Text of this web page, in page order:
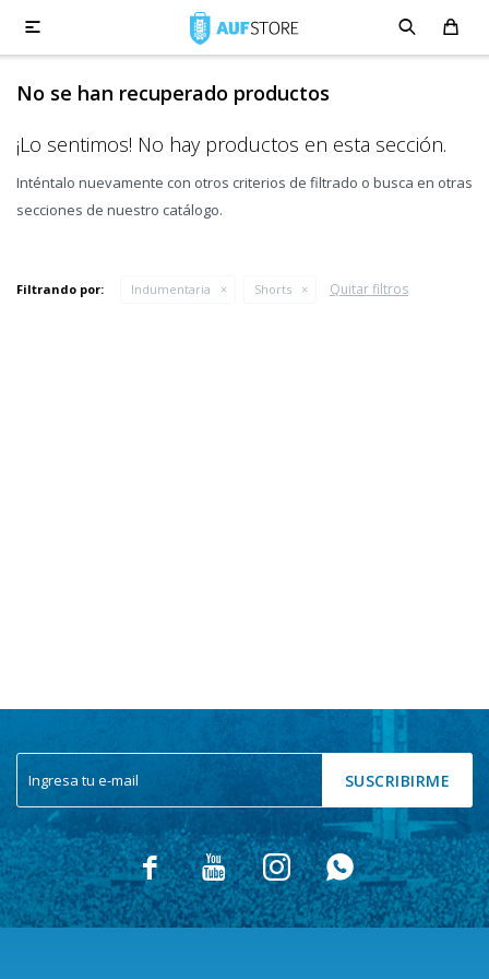

No se han recuperado productos
¡Lo sentimos! No hay productos en esta sección.
Inténtalo nuevamente con otros criterios de filtrado o busca en otras
secciones de nuestro catálogo.
Filtrando por: Indumentaria Shorts Quitar filtros
SUSCRIBIRME
   